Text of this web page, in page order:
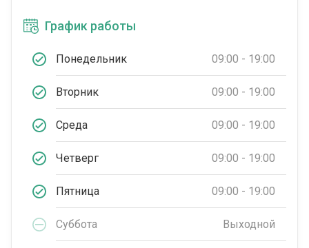
График работы
Понедельник 09:00 - 19:00
Вторник 09:00 - 19:00
Среда 09:00 - 19:00
Четверг 09:00 - 19:00
Пятница 09:00 - 19:00
Суббота Выходной